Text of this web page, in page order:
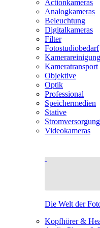
Actionkameras
Analogkameras
Beleuchtung
Digitalkameras
Filter
Fotostudiobedarf
Kamerareinigung
Kameratransport
Objektive
Optik
Professional
Speichermedien
Stative
Stromversorgung
Videokameras
Die Welt der
Kopfhörer &